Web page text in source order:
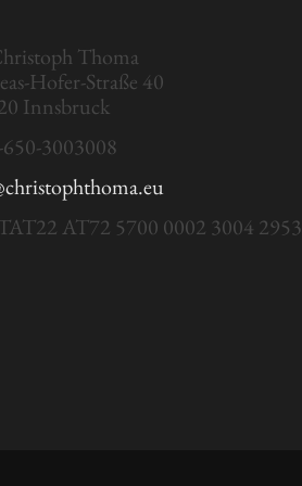
Thoma
Hofer-Straße 40
Innsbruck
3003008
AT72 5700 0002 3004 2953